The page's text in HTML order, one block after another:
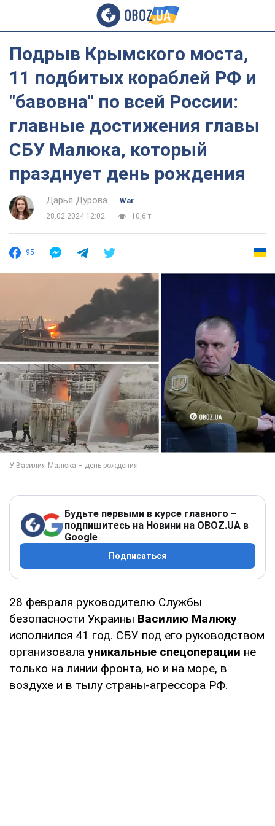
Подрыв Крымского моста,
11 подбитых кораблей РФ и
"бавовна" по всей России:
главные достижения главы
СБУ Малюка, который
празднует день рождения
Дарья Дурова
War
28.02.2024 12:02
10,6 т.
95
Будьте первыми в курсе главного –
подпишитесь на Новини на OBOZ.UA в
Google
Подписаться
28 февраля руководителю Службы
безопасности Украины Василию Малюку
исполнился 41 год. СБУ под его руководством
организовала уникальные спецоперации не
только на линии фронта, но и на море, в
воздухе и в тылу страны-агрессора РФ.